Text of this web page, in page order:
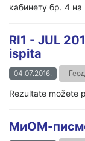
кабинету бр. 4
RI1 - JUL
ispita
04.07.2016.
Rezultate možete
МиОМ-